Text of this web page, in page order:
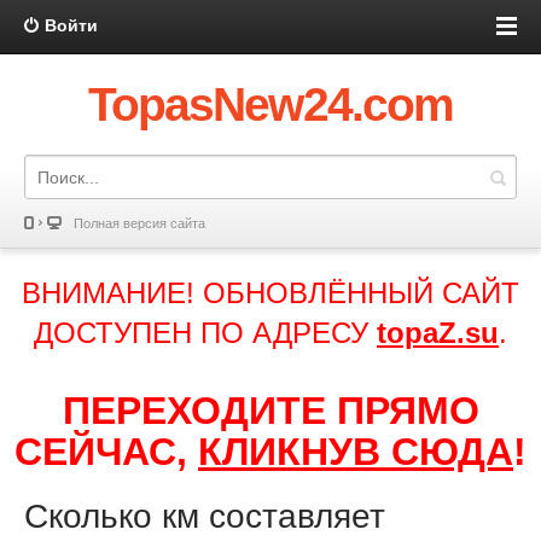
Войти
TopasNew24.com
Полная версия сайта
ВНИМАНИЕ! ОБНОВЛЁННЫЙ САЙТ
ДОСТУПЕН ПО АДРЕСУ topaZ.su.
ПЕРЕХОДИТЕ ПРЯМО
СЕЙЧАС, КЛИКНУВ СЮДА!
Сколько км составляет